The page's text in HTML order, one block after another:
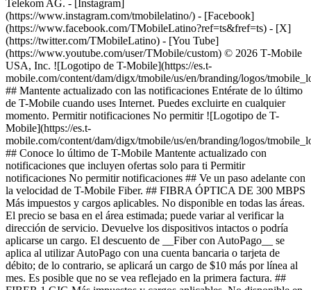
Telekom AG. - [Instagram]
(https://www.instagram.com/tmobilelatino/) - [Facebook]
(https://www.facebook.com/TMobileLatino?ref=ts&fref=ts) - [X]
(https://twitter.com/TMobileLatino) - [You Tube]
(https://www.youtube.com/user/TMobile/custom) © 2026 T‑Mobile
USA, Inc. ![Logotipo de T-Mobile](https://es.t-
mobile.com/content/dam/digx/tmobile/us/en/branding/logos/
## Mantente actualizado con las notificaciones Entérate de lo último
de T-Mobile cuando uses Internet. Puedes excluirte en cualquier
momento. Permitir notificaciones No permitir ![Logotipo de T-
Mobile](https://es.t-
mobile.com/content/dam/digx/tmobile/us/en/branding/logos/
## Conoce lo último de T-Mobile Mantente actualizado con
notificaciones que incluyen ofertas solo para ti Permitir
notificaciones No permitir notificaciones ## Ve un paso adelante con
la velocidad de T-Mobile Fiber. ## FIBRA ÓPTICA DE 300 MBPS
Más impuestos y cargos aplicables. No disponible en todas las áreas.
El precio se basa en el área estimada; puede variar al verificar la
dirección de servicio. Devuelve los dispositivos intactos o podría
aplicarse un cargo. El descuento de __Fiber con AutoPago__ se
aplica al utilizar AutoPago con una cuenta bancaria o tarjeta de
débito; de lo contrario, se aplicará un cargo de $10 más por línea al
mes. Es posible que no se vea reflejado en la primera factura. ##